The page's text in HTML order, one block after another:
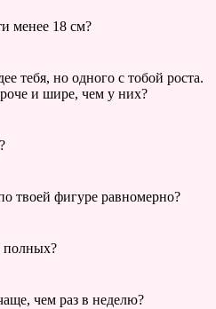
менее 18 см?
тебя, но одного с тобой роста.
и шире, чем у них?
твоей фигуре равномерно?
полных?
чем раз в неделю?